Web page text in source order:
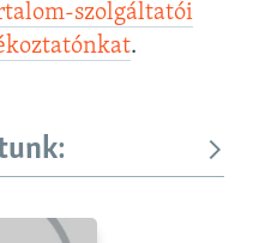
szolgáltatói
.